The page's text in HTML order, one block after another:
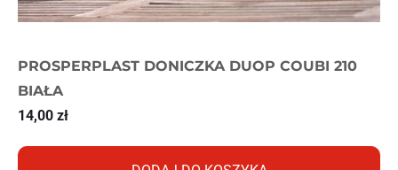
PROSPERPLAST DONICZKA DUOP COUBI 210
BIAŁA
14,00 zł